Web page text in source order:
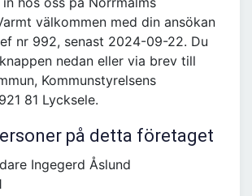
välkommen med din ansökan
nr 992, senast 2024-09-22. Du
nedan eller via brev till
Kommunstyrelsens
81 Lycksele.
på detta företaget
Ingegerd Åslund